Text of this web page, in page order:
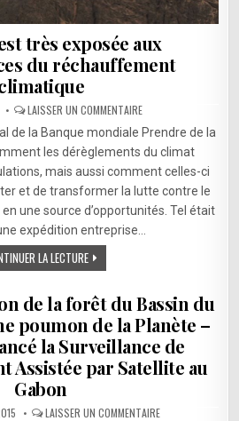
très exposée aux
du réchauffement
LAISSER UN COMMENTAIRESUR
L’AFRIQUE
EST
TRÈS
EXPOSÉE
CONSÉQUENCES
DU
RÉCHAUFFEMENT
CLIMATIQUE
de la Banque mondiale Prendre de la
les dérèglements du climat
mais aussi comment celles-ci
et de transformer la lutte contre le
une source d’opportunités. Tel était
expédition entreprise…
LA LECTURE
de la forêt du Bassin du
poumon de la Planète –
la Surveillance de
Assistée par Satellite au
Gabon
LAISSER UN COMMENTAIRESUR